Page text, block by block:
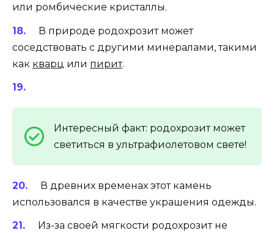
или ромбические кристаллы.
В природе родохрозит может
соседствовать с другими минералами, такими
как кварц или пирит.
Интересный факт: родохрозит может
светиться в ультрафиолетовом свете!
В древних временах этот камень
использовался в качестве украшения одежды.
Из-за своей мягкости родохрозит не